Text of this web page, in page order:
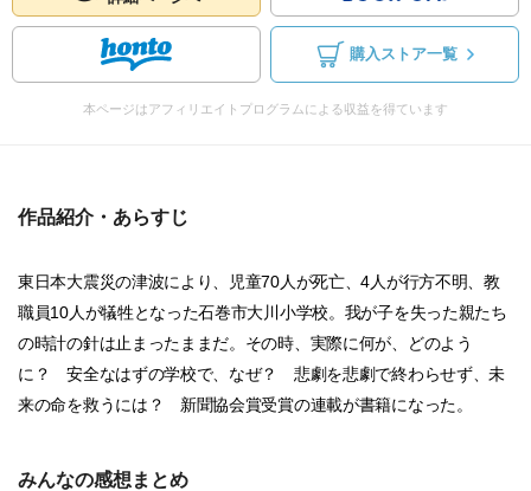
購入ストア一覧
本ページはアフィリエイトプログラムによる収益を得ています
作品紹介・あらすじ
東日本大震災の津波により、児童70人が死亡、4人が行方不明、教
職員10人が犠牲となった石巻市大川小学校。我が子を失った親たち
の時計の針は止まったままだ。その時、実際に何が、どのよう
に？ 安全なはずの学校で、なぜ？ 悲劇を悲劇で終わらせず、未
来の命を救うには？ 新聞協会賞受賞の連載が書籍になった。
みんなの感想まとめ